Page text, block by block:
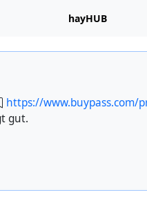
hayHUB
https://www.buypass.com/
gut.